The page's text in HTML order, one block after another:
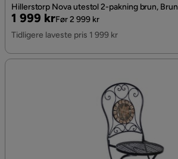
Hillerstorp Nova utestol 2-pakning brun, Brun
Pris
1 999 kr
Original
Pris
Før 2 999 kr
Tidligere laveste pris 1 999 kr